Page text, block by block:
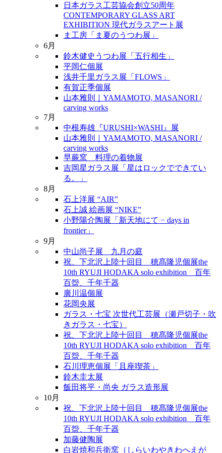
日本ガラス工芸協会創立50周年
CONTEMPORARY GLASS ART
EXHIBITION 現代ガラスアート展
ま工房「ま夏のうつわ展」
6月
鈴木健史うつわ展「五行相生」
平岡仁個展
浅井千里ガラス展「FLOWS」
有賀正季個展
山本雅則｜YAMAMOTO, MASANORI /
carving works
7月
中根寿雄『URUSHI×WASHI』展
山本雅則｜YAMAMOTO, MASANORI /
carving works
早蕨窯 料理の着物展
吉岡星ガラス展「星はロックでできてい
る。」
8月
石上洋展 “AIR”
石上誠 絵画展 “NIKE”
小野陽介陶展「新天地にて − days in
frontier」
9月
中山尚子展 九月の庭
祝、下北沢上陸十回目 穂髙隆児個展the
10th RYUJI HODAKA solo exhibition 百年
百盌、千年千器
廣川温個展
花岡央展
ガラス・七宝 次世代工芸展（瀬戸切子・吹
きガラス・七宝）
祝、下北沢上陸十回目 穂髙隆児個展the
10th RYUJI HODAKA solo exhibition 百年
百盌、千年千器
石川理恵個展「且座喫茶」
鈴木圭太展
飯田将平・尚央 ガラス造形展
10月
祝、下北沢上陸十回目 穂髙隆児個展the
10th RYUJI HODAKA solo exhibition 百年
百盌、千年千器
加藤健陶展
白岩焼和兵衛窯（しらいわやきわへえが